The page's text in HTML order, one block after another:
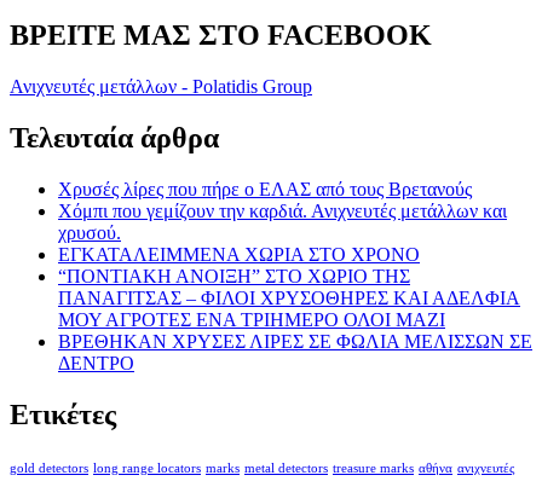
ΒΡΕΙΤΕ ΜΑΣ ΣΤΟ FACEBOOK
Ανιχνευτές μετάλλων - Polatidis Group
Τελευταία άρθρα
Χρυσές λίρες που πήρε ο ΕΛΑΣ από τους Βρετανούς
Χόμπι που γεμίζουν την καρδιά. Ανιχνευτές μετάλλων και
χρυσού.
ΕΓΚΑΤΑΛΕΙΜΜΕΝΑ ΧΩΡΙΑ ΣΤΟ ΧΡΟΝΟ
“ΠΟΝΤΙΑΚΗ ΑΝΟΙΞΗ” ΣΤΟ ΧΩΡΙΟ ΤΗΣ
ΠΑΝΑΓΙΤΣΑΣ – ΦΙΛΟΙ ΧΡΥΣΟΘΗΡΕΣ ΚΑΙ ΑΔΕΛΦΙΑ
ΜΟΥ ΑΓΡΟΤΕΣ ΕΝΑ ΤΡΙΗΜΕΡΟ ΟΛΟΙ ΜΑΖΙ
ΒΡΕΘΗΚΑΝ ΧΡΥΣΕΣ ΛΙΡΕΣ ΣΕ ΦΩΛΙΑ ΜΕΛΙΣΣΩΝ ΣΕ
ΔΕΝΤΡΟ
Ετικέτες
gold detectors long range locators marks metal detectors treasure marks αθήνα ανιχνευτές